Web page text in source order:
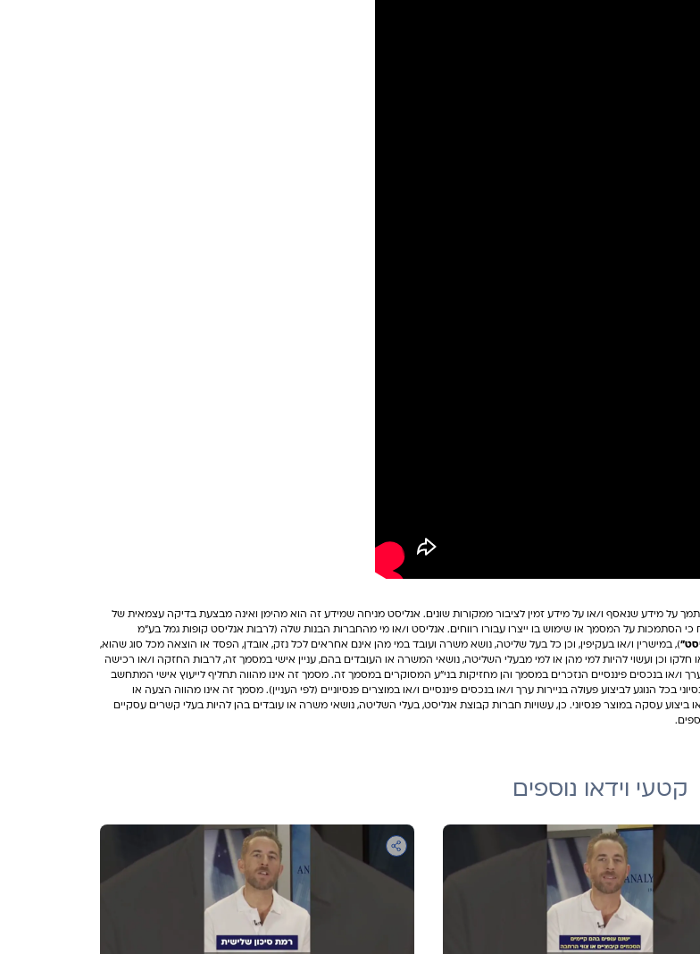
על מידע שנאסף ו/או על מידע זמין לציבור ממקורות שונים. אנליסט מניחה שמידע זה הוא מהימן ואינה מבצעת בדיקה עצמאית של
הסתמכות על המסמך או שימוש בו ייצרו עבורו רווחים. אנליסט ו/או מי מהחברות הבנות שלה (לרבות אנליסט קופות גמל בע"מ
), במישרין ו/או בעקיפין, וכן כל בעל שליטה, נושא משרה ועובד במי מהן אינם אחראים לכל נזק, אובדן, הפסד או הוצאה מכל סוג שהוא,
וכן ועשוי להיות למי מהן או למי מבעלי השליטה, נושאי המשרה או העובדים בהם, עניין אישי במסמך זה, לרבות החזקה ו/או רכישה
ו/או בנכסים פיננסיים הנזכרים במסמך והן מחזיקות בני"ע המסוקרים במסמך זה. מסמך זה אינו מהווה תחליף לייעוץ אישי המתחשב
בכל הנוגע לביצוע פעולה בניירות ערך ו/או בנכסים פיננסיים ו/או במוצרים פנסיוניים (לפי העניין). מסמך זה אינו מהווה הצעה או
עסקה במוצר פנסיוני. כן, עשויות חברות קבוצת אנליסט, בעלי השליטה, נושאי משרה או עובדים בהן להיות בעלי קשרים עסקיים
קטעי וידאו נוספים